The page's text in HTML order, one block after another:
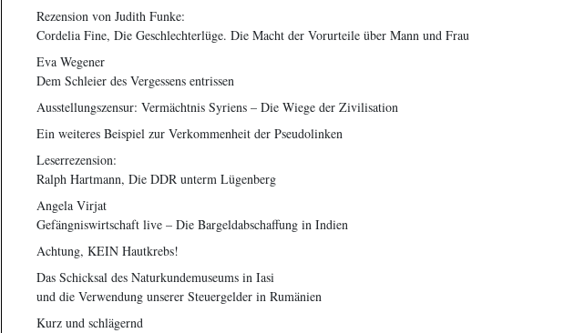
Rezension von Judith Funke:
Cordelia Fine, Die Geschlechterlüge. Die Macht der Vorurteile über Mann und Frau
Eva Wegener
Dem Schleier des Vergessens entrissen
Ausstellungszensur: Vermächtnis Syriens – Die Wiege der Zivilisation
Ein weiteres Beispiel zur Verkommenheit der Pseudolinken
Leserrezension:
Ralph Hartmann, Die DDR unterm Lügenberg
Angela Virjat
Gefängniswirtschaft live – Die Bargeldabschaffung in Indien
Achtung, KEIN Hautkrebs!
Das Schicksal des Naturkundemuseums in Iasi
und die Verwendung unserer Steuergelder in Rumänien
Kurz und schlägernd